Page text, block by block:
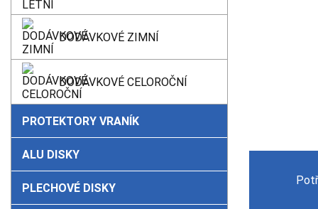
DODÁVKOVÉ ZIMNÍ
DODÁVKOVÉ CELOROČNÍ
PROTEKTORY VRANÍK
ALU DISKY
PLECHOVÉ DISKY